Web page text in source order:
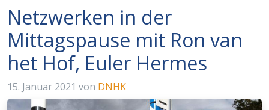
Netzwerken in der
Mittagspause mit Ron van
het Hof, Euler Hermes
15. Januar 2021 von DNHK